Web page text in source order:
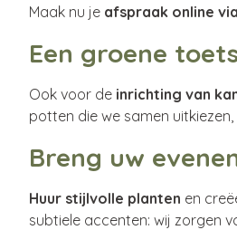
Maak nu je afspraak online
Een groene
Ook voor de inrichting van
potten die we samen
Breng uw
Huur stijlvolle planten en
subtiele accenten: wij zorgen